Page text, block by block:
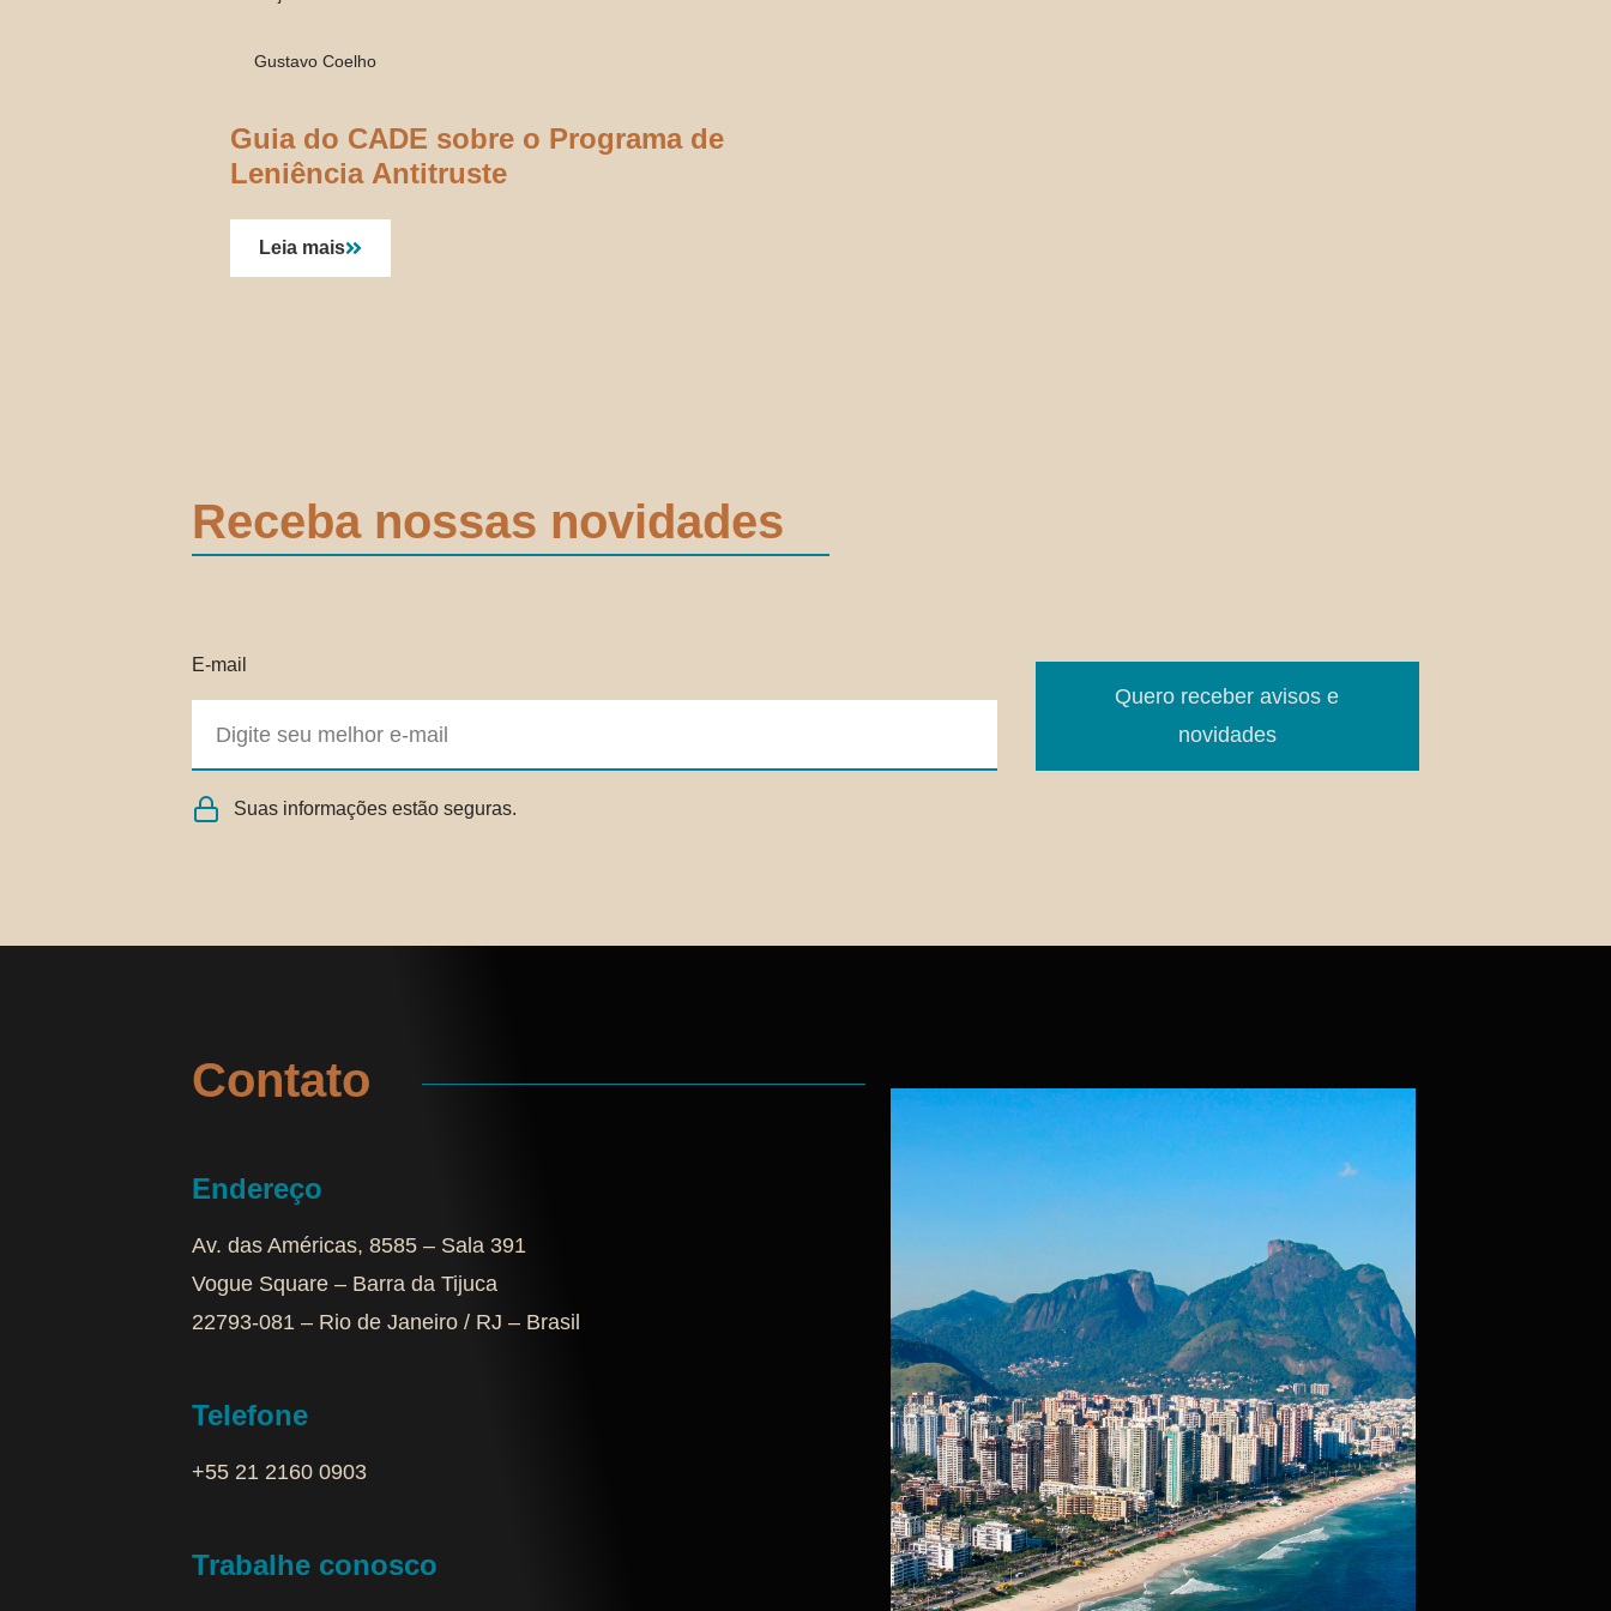
Gustavo Coelho
Guia do CADE sobre o Programa de
Leniência Antitruste
Leia mais
Receba nossas novidades
E-mail
Quero receber avisos e
novidades
Suas informações estão seguras.
Contato
Endereço
Av. das Américas, 8585 – Sala 391
Vogue Square – Barra da Tijuca
22793-081 – Rio de Janeiro / RJ – Brasil
Telefone
+55 21 2160 0903‬
Trabalhe conosco